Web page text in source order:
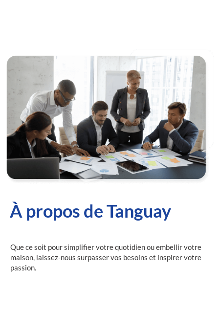
À propos de Tanguay
Que ce soit pour simplifier votre quotidien ou embellir votre
maison, laissez-nous surpasser vos besoins et inspirer votre
passion.